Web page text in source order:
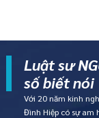
Luật sư
số biết nói
Với 20 năm kinh
Đình Hiệp có sự am